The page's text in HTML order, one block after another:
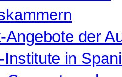
Angebote der
Institute in